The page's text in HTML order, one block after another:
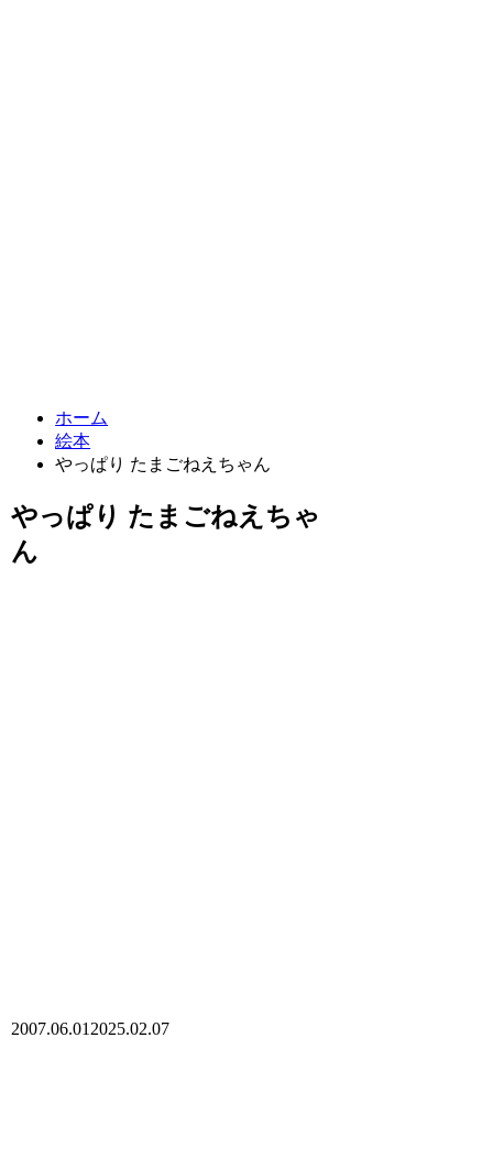
ホーム
絵本
やっぱり たまごねえちゃん
やっぱり たまごねえちゃ
ん
2007.06.012025.02.07